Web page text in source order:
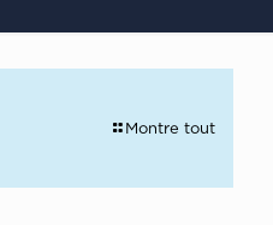
Montre tout